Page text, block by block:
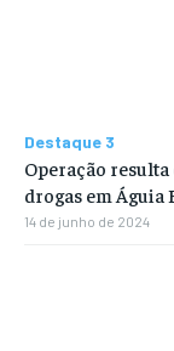
Destaque 3
Operação resulta
drogas em Águia
14 de junho de 2024